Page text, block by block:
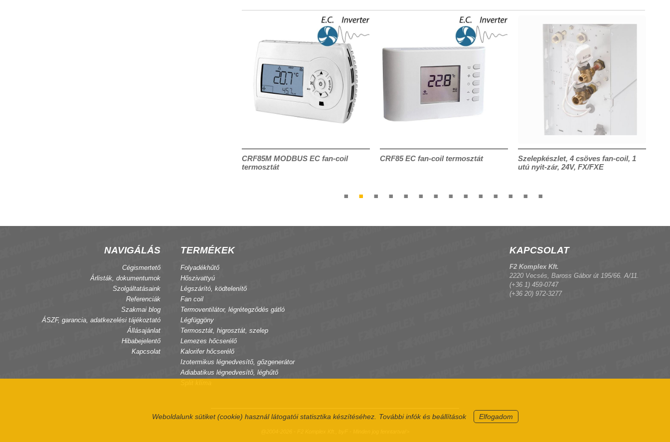
Weboldalunk sütiket (cookie) használ látogatói statisztika készítéséhez. További infók és beállítások Elfogadom
CRF85M MODBUS EC fan-coil
termosztát
CRF85 EC fan-coil termosztát
Szelepkészlet, 4 csöves fan-coil, 1
utú nyit-zár, 24V, FX/FXE
NAVIGÁLÁS
Cégismertető
Árlisták, dokumentumok
Szolgáltatásaink
Referenciák
Szakmai blog
ÁSZF, garancia, adatkezelési tájékoztató
Állásajánlat
Hibabejelentő
Kapcsolat
TERMÉKEK
Folyadékhűtő
Hőszivattyú
Légszárító, ködtelenítő
Fan coil
Termoventilátor, légrétegződés gátló
Légfüggöny
Termosztát, higrosztát, szelep
Lemezes hőcserélő
Kalorifer hőcserélő
Izotermikus légnedvesítő, gőzgenerátor
Adiabatikus légnedvesítő, léghűtő
KAPCSOLAT
F2 Komplex Kft.
2220 Vecsés, Baross Gábor út 195/66. A/11.
(+36 1) 459-0747
(+36 20) 972-3277